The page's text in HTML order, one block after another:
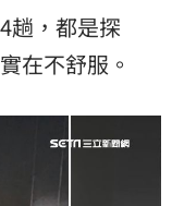
趟，都是探
在不舒服。